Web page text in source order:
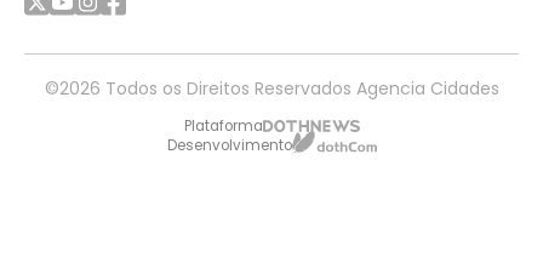
©2026 Todos os Direitos Reservados Agencia Cidades
Plataforma
Desenvolvimento